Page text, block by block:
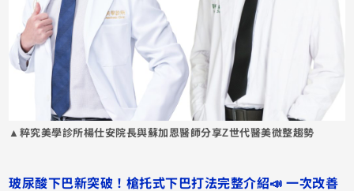
▲粹究美學診所楊仕安院長與蘇加恩醫師分享Z世代醫美微整趨勢
玻尿酸下巴新突破！槍托式下巴打法完整介紹📣 一次改善